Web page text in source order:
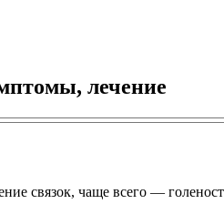
лечение
связок, чаще всего —